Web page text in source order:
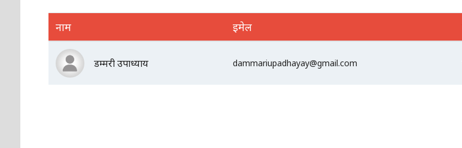
नाम इमेल
डम्मरी उपाध्याय dammariupadhayay@gmail.com